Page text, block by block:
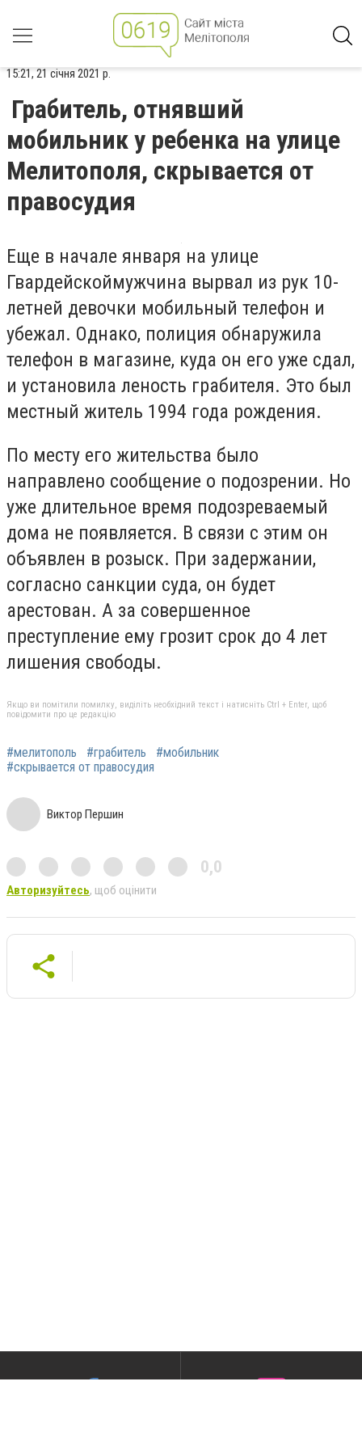
15:21, 21 січня 2021 р.
Грабитель, отнявший
мобильник у ребенка на улице
Мелитополя, скрывается от
правосудия
Еще в начале января на улице
Гвардейскоймужчина вырвал из рук 10-
летней девочки мобильный телефон и
убежал. Однако, полиция обнаружила
телефон в магазине, куда он его уже сдал,
и установила леность грабителя. Это был
местный житель 1994 года рождения.
По месту его жительства было
направлено сообщение о подозрении. Но
уже длительное время подозреваемый
дома не появляется. В связи с этим он
объявлен в розыск. При задержании,
согласно санкции суда, он будет
арестован. А за совершенное
преступление ему грозит срок до 4 лет
лишения свободы.
Якщо ви помітили помилку, виділіть необхідний текст і натисніть Ctrl + Enter, щоб
повідомити про це редакцію
#мелитополь #грабитель
#мобильник
#скрывается от правосудия
Виктор Першин
0,0
Авторизуйтесь, щоб оцінити